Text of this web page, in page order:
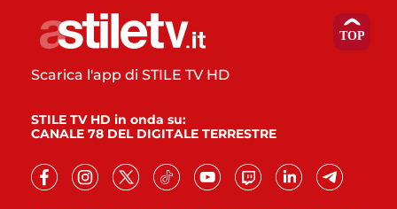
Scarica l'app di STILE TV HD
STILE TV HD in onda su:
CANALE 78 DEL DIGITALE TERRESTRE